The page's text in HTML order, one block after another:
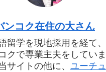
ンコク在住の大さん
留学を現地採用を経て、
クで専業主夫をしていま
サイトの他に、 ユーチュ